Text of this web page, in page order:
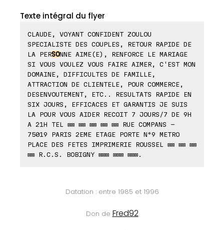
Texte intégral du flyer
CLAUDE, VOYANT CONFIDENT ZOULOU
SPECIALISTE DES COUPLES, RETOUR RAPIDE DE
LA PERSONNE AIME(E), RENFORCE LE MARIAGE
SI VOUS VOULEZ VOUS FAIRE AIMER, C'EST MON
DOMAINE, DIFFICULTES DE FAMILLE,
ATTRACTION DE CLIENTELE, POUR COMMERCE,
DESENVOUTEMENT, ETC.. RESULTATS RAPIDE EN
SIX JOURS, EFFICACES ET GARANTIS JE SUIS
LA POUR VOUS AIDER RECOIT 7 JOURS/7 DE 9H
A 21H TEL ⊠⊠ ⊠⊠ ⊠⊠ ⊠⊠ ⊠⊠ RUE COMPANS -
75019 PARIS 2EME ETAGE PORTE N°9 METRO
PLACE DES FETES IMPRIMERIE ROUSSEL ⊠⊠ ⊠⊠ ⊠⊠
⊠⊠ R.C.S. BOBIGNY ⊠⊠⊠ ⊠⊠⊠ ⊠⊠⊠.
Datation : entre 1985 et 1996
Don de Fred92